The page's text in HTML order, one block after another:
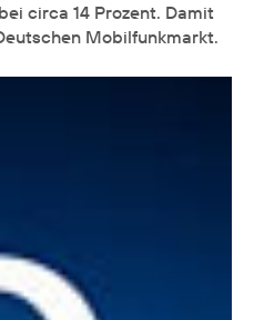
circa 14 Prozent. Damit
Mobilfunkmarkt.